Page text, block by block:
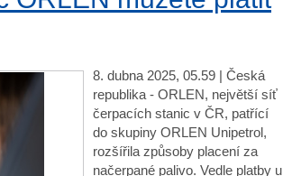
8. dubna 2025, 05.59 | Česká
republika - ORLEN, největší síť
čerpacích stanic v ČR, patřící
do skupiny ORLEN Unipetrol,
rozšířila způsoby placení za
načerpané palivo. Vedle platby u